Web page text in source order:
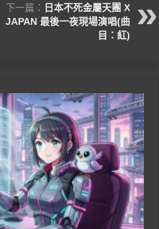
下一篇： 日本不死金屬天團 X
JAPAN 最後一夜現場演唱(曲
目：紅)